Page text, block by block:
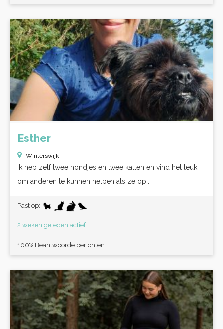
Esther
Winterswijk
Ik heb zelf twee hondjes en twee katten en vind het leuk
om anderen te kunnen helpen als ze op...
Past op:
2 weken geleden actief
100% Beantwoorde berichten